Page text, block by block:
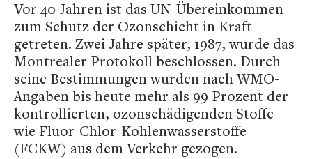
Vor 40 Jahren ist das UN-Übereinkommen
zum Schutz der Ozonschicht in Kraft
getreten. Zwei Jahre später, 1987, wurde das
Montrealer Protokoll beschlossen. Durch
seine Bestimmungen wurden nach WMO-
Angaben bis heute mehr als 99 Prozent der
kontrollierten, ozonschädigenden Stoffe
wie Fluor-Chlor-Kohlenwasserstoffe
(FCKW) aus dem Verkehr gezogen.